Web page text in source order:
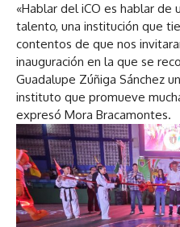
«Hablar del iCO es hablar de
talento, una institución que
contentos de que nos
inauguración en la que se
Guadalupe Zúñiga Sánchez
instituto que promueve
expresó Mora Bracamontes.